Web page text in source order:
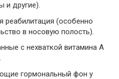
и другие).
реабилитация (особенно
в носовую полость).
с нехваткой витамина А
гормональный фон у